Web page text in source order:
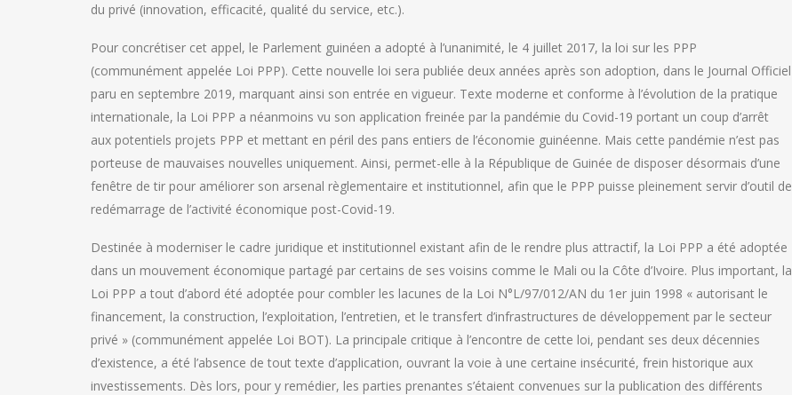
du privé (innovation, efficacité, qualité du service, etc.).
Pour concrétiser cet appel, le Parlement guinéen a adopté à l’unanimité, le 4 juillet 2017, la loi sur les PPP
(communément appelée Loi PPP). Cette nouvelle loi sera publiée deux années après son adoption, dans le Journal Officiel
paru en septembre 2019, marquant ainsi son entrée en vigueur. Texte moderne et conforme à l’évolution de la pratique
internationale, la Loi PPP a néanmoins vu son application freinée par la pandémie du Covid-19 portant un coup d’arrêt
aux potentiels projets PPP et mettant en péril des pans entiers de l’économie guinéenne. Mais cette pandémie n’est pas
porteuse de mauvaises nouvelles uniquement. Ainsi, permet-elle à la République de Guinée de disposer désormais d’une
fenêtre de tir pour améliorer son arsenal règlementaire et institutionnel, afin que le PPP puisse pleinement servir d’outil de
redémarrage de l’activité économique post-Covid-19.
Destinée à moderniser le cadre juridique et institutionnel existant afin de le rendre plus attractif, la Loi PPP a été adoptée
dans un mouvement économique partagé par certains de ses voisins comme le Mali ou la Côte d’Ivoire. Plus important, la
Loi PPP a tout d’abord été adoptée pour combler les lacunes de la Loi N°L/97/012/AN du 1er juin 1998 « autorisant le
financement, la construction, l’exploitation, l’entretien, et le transfert d’infrastructures de développement par le secteur
privé » (communément appelée Loi BOT). La principale critique à l’encontre de cette loi, pendant ses deux décennies
d’existence, a été l’absence de tout texte d’application, ouvrant la voie à une certaine insécurité, frein historique aux
investissements. Dès lors, pour y remédier, les parties prenantes s’étaient convenues sur la publication des différents